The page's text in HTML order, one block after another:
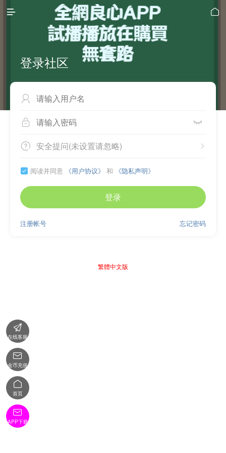
 
登录社区

 
 
安全提问(未设置请忽略)
 阅读并同意 《用户协议》 和 《隐私声明》
登录
忘记密码
注册帐号
繁體中文版

在线客服

金币充值

首页

APP下载